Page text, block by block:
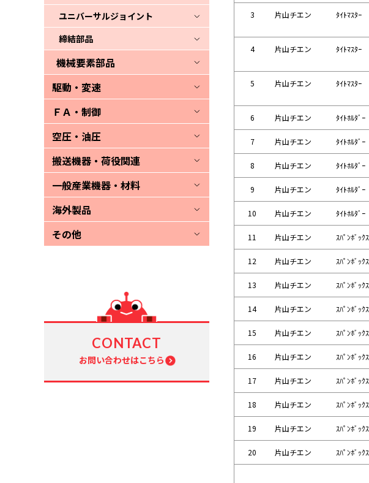
ユニバーサルジョイント
締結部品
機械要素部品
駆動・変速
ＦＡ・制御
空圧・油圧
搬送機器・荷役関連
一般産業機器・材料
海外製品
その他
CONTACT
お問い合わせはこちら
3 片山チエン ﾀｲﾄﾏｽﾀｰ
4 片山チエン ﾀｲﾄﾏｽﾀｰ
5 片山チエン ﾀｲﾄﾏｽﾀｰ
6 片山チエン ﾀｲﾄﾎﾙﾀﾞｰ
7 片山チエン ﾀｲﾄﾎﾙﾀﾞｰ
8 片山チエン ﾀｲﾄﾎﾙﾀﾞｰ
9 片山チエン ﾀｲﾄﾎﾙﾀﾞｰ
10 片山チエン ﾀｲﾄﾎﾙﾀﾞｰ
11 片山チエン ｽﾊﾟﾝﾎﾞｯｸｽ
12 片山チエン ｽﾊﾟﾝﾎﾞｯｸｽ
13 片山チエン ｽﾊﾟﾝﾎﾞｯｸｽ
14 片山チエン ｽﾊﾟﾝﾎﾞｯｸｽ
15 片山チエン ｽﾊﾟﾝﾎﾞｯｸｽ
16 片山チエン ｽﾊﾟﾝﾎﾞｯｸｽ
17 片山チエン ｽﾊﾟﾝﾎﾞｯｸｽ
18 片山チエン ｽﾊﾟﾝﾎﾞｯｸｽ
19 片山チエン ｽﾊﾟﾝﾎﾞｯｸｽ
20 片山チエン ｽﾊﾟﾝﾎﾞｯｸｽ